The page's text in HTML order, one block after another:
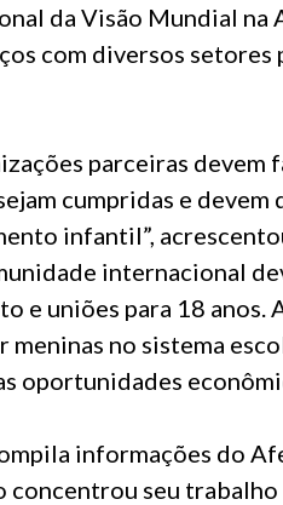
da Visão Mundial na
com diversos setores
parceiras devem
cumpridas e devem
infantil”,
internacional
e uniões para 18 anos.
meninas no sistema
oportunidades
informações do
concentrou seu